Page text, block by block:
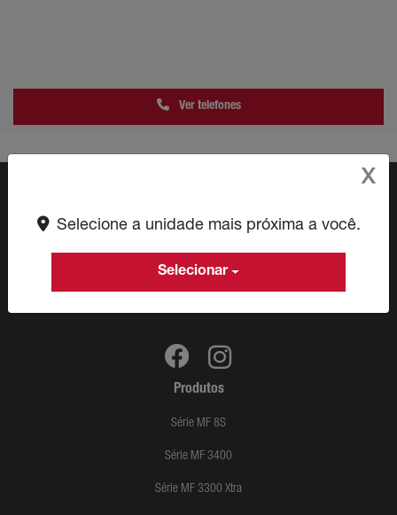
Ver telefones
CNPJ: 09.580.023/0008-63
Produtos
Série MF 8S
Série MF 3400
Série MF 3300 Xtra
X
Selecione a unidade mais próxima a você.
Selecionar